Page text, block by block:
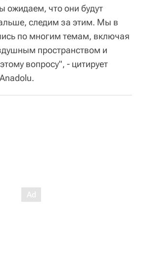
что они будут
следим за этим. Мы в
по многим темам, включая
пространством и
вопросу", - цитирует